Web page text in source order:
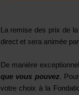
quevouspouvez